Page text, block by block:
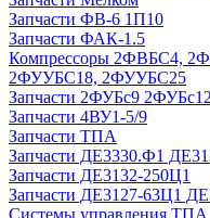
Запчасти ФВ-6 1П10
Запчасти ФАК-1.5
Компрессоры 2ФВБС4,
2ФУУБС18, 2ФУУБС25
Запчасти 2ФУБс9
Запчасти 4ВУ1-5/9
Запчасти ТПА
Запчасти ДЕ3330.Ф1
Запчасти ДЕ3132-250Ц1
Запчасти ДЕ3127-63Ц1